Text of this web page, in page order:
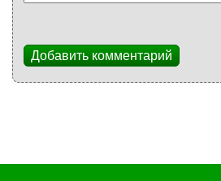
Добавить комментарий